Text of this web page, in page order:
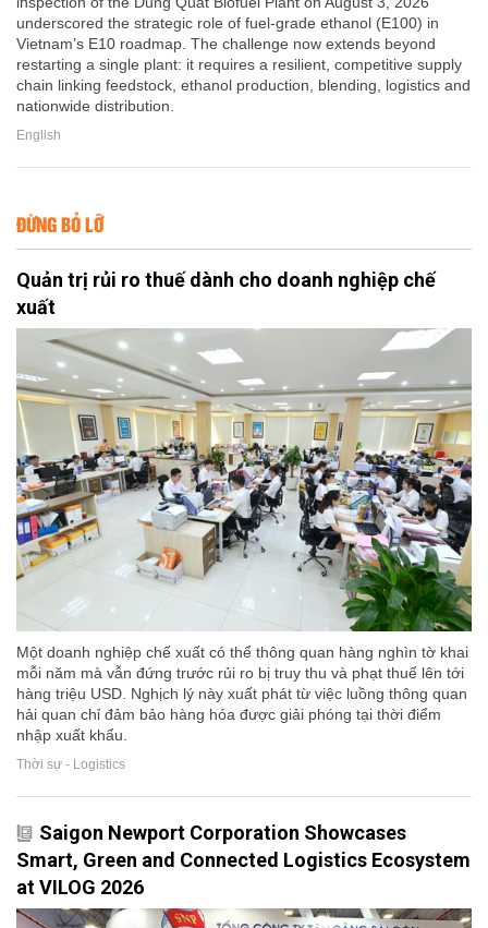
underscored the strategic role of fuel-grade ethanol (E100) in
Vietnam’s E10 roadmap. The challenge now extends beyond
restarting a single plant: it requires a resilient, competitive supply
chain linking feedstock, ethanol production, blending, logistics and
nationwide distribution.
English
ĐỪNG BỎ LỠ
Quản trị rủi ro thuế dành cho doanh nghiệp chế
xuất
Một doanh nghiệp chế xuất có thể thông quan hàng nghìn tờ khai
mỗi năm mà vẫn đứng trước rủi ro bị truy thu và phạt thuế lên tới
hàng triệu USD. Nghịch lý này xuất phát từ việc luồng thông quan
hải quan chỉ đảm bảo hàng hóa được giải phóng tại thời điểm
nhập xuất khẩu.
Thời sự - Logistics
Saigon Newport Corporation Showcases
Smart, Green and Connected Logistics Ecosystem
at VILOG 2026